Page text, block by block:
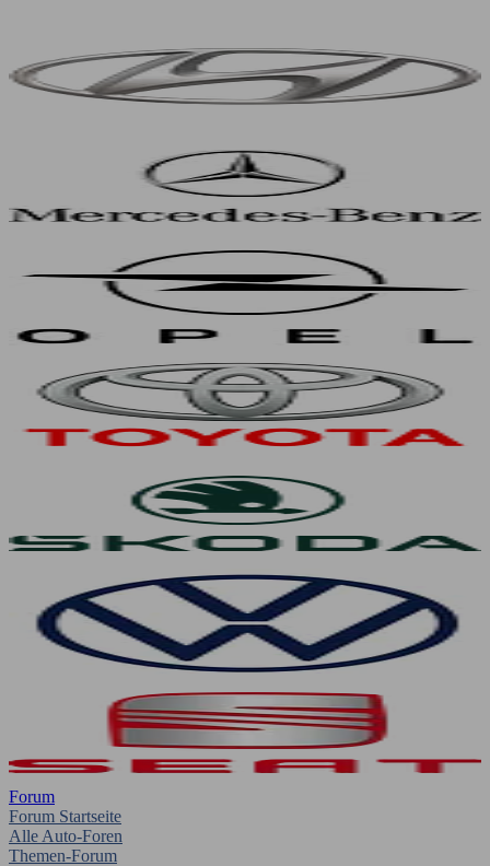
Forum
Forum Startseite
Alle Auto-Foren
Themen-Forum